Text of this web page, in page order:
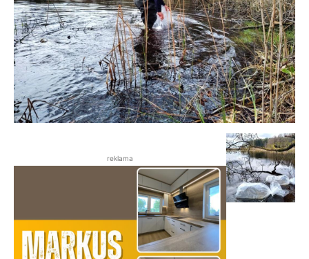
reklama